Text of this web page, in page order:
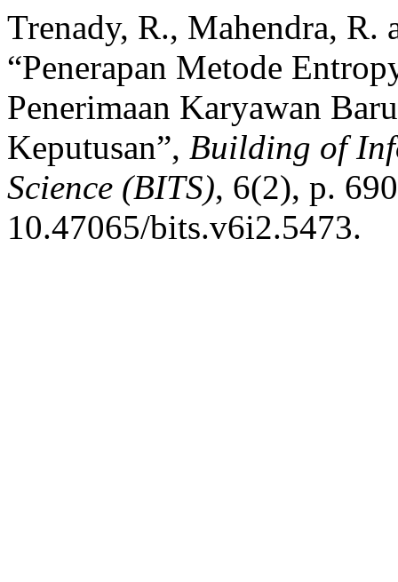
Trenady, R., Mahendra, R.
“Penerapan Metode
Penerimaan Karyawan
Keputusan”, Building of
Science (BITS), 6(2), p.
10.47065/bits.v6i2.5473.